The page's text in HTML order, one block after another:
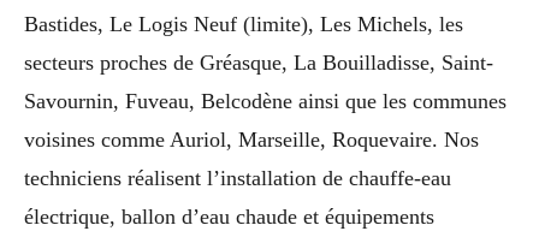
Bastides, Le Logis Neuf (limite), Les Michels, les
secteurs proches de Gréasque, La Bouilladisse, Saint-
Savournin, Fuveau, Belcodène ainsi que les communes
voisines comme Auriol, Marseille, Roquevaire. Nos
techniciens réalisent l’installation de chauffe-eau
électrique, ballon d’eau chaude et équipements